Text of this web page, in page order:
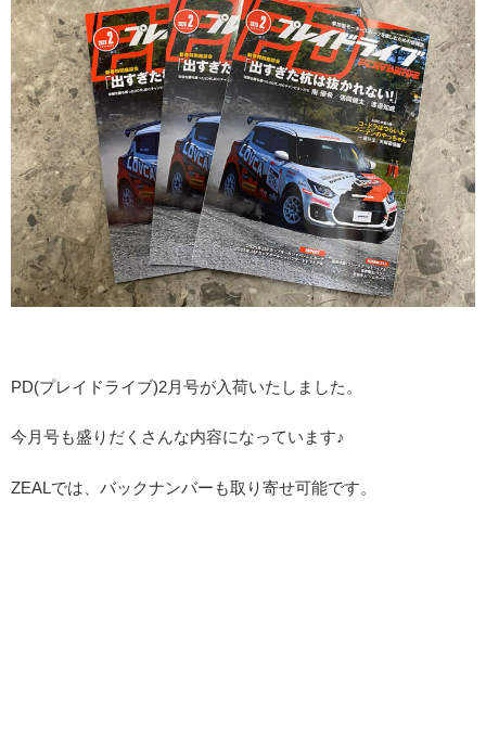
PD(プレイドライブ)2月号が入荷いたしました。
今月号も盛りだくさんな内容になっています♪
ZEALでは、バックナンバーも取り寄せ可能です。